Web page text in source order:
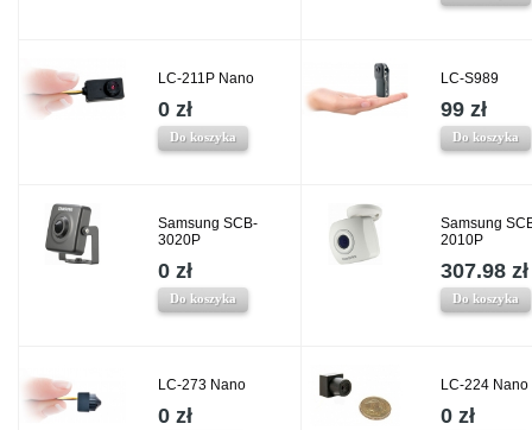
LC-211P Nano
0 zł
Do koszyka
LC-S989
99 zł
Do koszyka
Samsung SCB-
3020P
0 zł
Do koszyka
Samsung
2010P
307.98 zł
Do koszyka
LC-273 Nano
0 zł
LC-224 Nano
0 zł